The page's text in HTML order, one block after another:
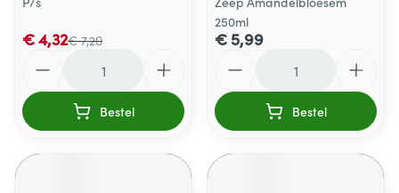
€ 7,20
€ 4,32
Bestel
250ml
€ 5,99
Bestel